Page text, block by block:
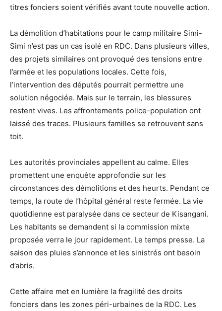
titres fonciers soient vérifiés avant toute nouvelle action.
La démolition d’habitations pour le camp militaire Simi-
Simi n’est pas un cas isolé en RDC. Dans plusieurs villes,
des projets similaires ont provoqué des tensions entre
l’armée et les populations locales. Cette fois,
l’intervention des députés pourrait permettre une
solution négociée. Mais sur le terrain, les blessures
restent vives. Les affrontements police-population ont
laissé des traces. Plusieurs familles se retrouvent sans
toit.
Les autorités provinciales appellent au calme. Elles
promettent une enquête approfondie sur les
circonstances des démolitions et des heurts. Pendant ce
temps, la route de l’hôpital général reste fermée. La vie
quotidienne est paralysée dans ce secteur de Kisangani.
Les habitants se demandent si la commission mixte
proposée verra le jour rapidement. Le temps presse. La
saison des pluies s’annonce et les sinistrés ont besoin
d’abris.
Cette affaire met en lumière la fragilité des droits
fonciers dans les zones péri-urbaines de la RDC. Les